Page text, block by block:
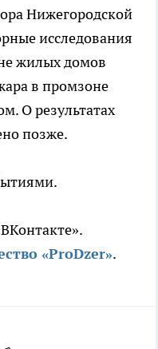
Нижегородской
исследования
жилых домов
в промзоне
О результатах
позже.
«ProDzer».